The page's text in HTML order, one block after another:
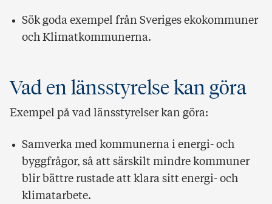
Sök goda exempel från Sveriges ekokommuner
och Klimatkommunerna.
Vad en länsstyrelse kan göra
Exempel på vad länsstyrelser kan göra:
Samverka med kommunerna i energi- och
byggfrågor, så att särskilt mindre kommuner
blir bättre rustade att klara sitt energi- och
klimatarbete.